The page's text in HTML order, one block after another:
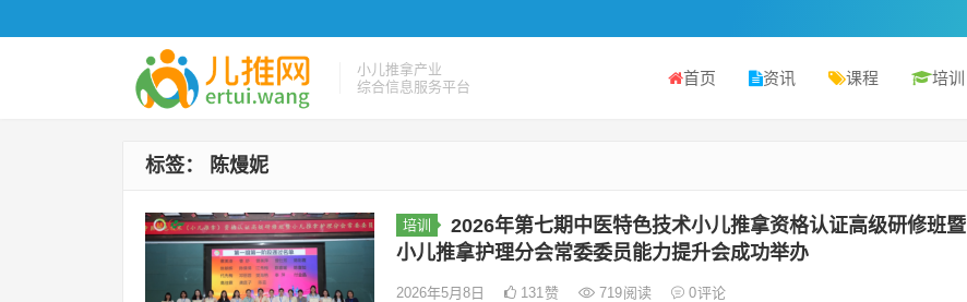
小儿推拿产业
综合信息服务平台
首页 资讯 课程 培训
标签： 陈熳妮
培训
2026年第七期中医特色技术小儿推拿资格认证高级研修班暨
小儿推拿护理分会常委委员能力提升会成功举办
2026年5月8日 131赞 719阅读 0评论